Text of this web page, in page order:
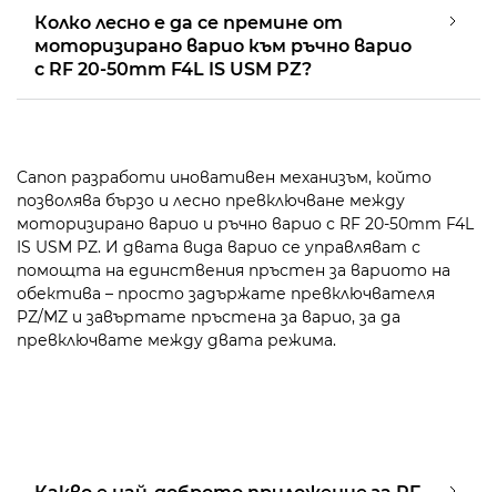
Колко лесно е да се премине от
моторизирано варио към ръчно варио
с RF 20-50mm F4L IS USM PZ?
Canon разработи иновативен механизъм, който
позволява бързо и лесно превключване между
моторизирано варио и ръчно варио с RF 20-50mm F4L
IS USM PZ. И двата вида варио се управляват с
помощта на единствения пръстен за вариото на
обектива – просто задържате превключвателя
PZ/MZ и завъртате пръстена за варио, за да
превключвате между двата режима.